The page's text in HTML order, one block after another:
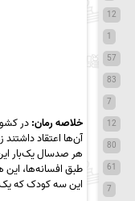
خلاصه رمان:در
آن‌ها اعتقاد
هر صدسال یک‌بار
طبق افسانه‌ها، این
این سه کودک که یک
12
1
57
83
7
12
80
61
7